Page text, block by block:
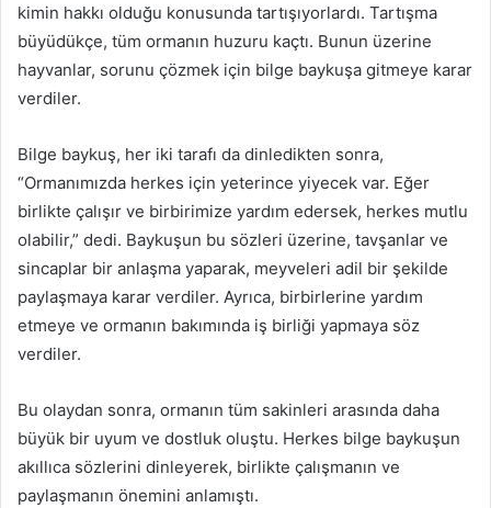
kimin hakkı olduğu konusunda tartışıyorlardı. Tartışma
büyüdükçe, tüm ormanın huzuru kaçtı. Bunun üzerine
hayvanlar, sorunu çözmek için bilge baykuşa gitmeye karar
verdiler.
Bilge baykuş, her iki tarafı da dinledikten sonra,
“Ormanımızda herkes için yeterince yiyecek var. Eğer
birlikte çalışır ve birbirimize yardım edersek, herkes mutlu
olabilir,” dedi. Baykuşun bu sözleri üzerine, tavşanlar ve
sincaplar bir anlaşma yaparak, meyveleri adil bir şekilde
paylaşmaya karar verdiler. Ayrıca, birbirlerine yardım
etmeye ve ormanın bakımında iş birliği yapmaya söz
verdiler.
Bu olaydan sonra, ormanın tüm sakinleri arasında daha
büyük bir uyum ve dostluk oluştu. Herkes bilge baykuşun
akıllıca sözlerini dinleyerek, birlikte çalışmanın ve
paylaşmanın önemini anlamıştı.